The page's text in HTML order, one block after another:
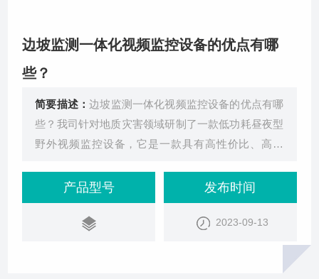
边坡监测一体化视频监控设备的优点有哪
些？
简要描述：边坡监测一体化视频监控设备的优点有哪
些？我司针对地质灾害领域研制了一款低功耗昼夜型
野外视频监控设备，它是一款具有高性价比、高效
计，集成了电源、数据采集与处理系统、通讯模块和
多种传感器，可以在24小时内对监测目标进行不间断
的监控。它还具有定时图像抓拍和实时数据访问的功
能，可以满足用户的不同需求。该设备采用海康威视
产品型号 发布时间
2023-09-13